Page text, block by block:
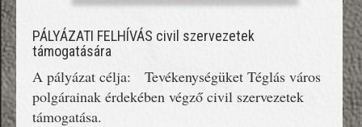
PÁLYÁZATI FELHÍVÁS civil szervezetek
támogatására
A pályázat célja: Tevékenységüket Téglás város
polgárainak érdekében végző civil szervezetek
támogatása.